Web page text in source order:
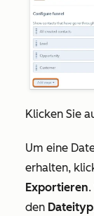
Klicken Sie
Um eine
erhalten,
Exportieren
den Dateityp